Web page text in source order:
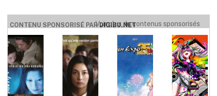
CONTENU SPONSORISÉ PARDIGIBU.NET
Voir plus de contenus sponsorisés